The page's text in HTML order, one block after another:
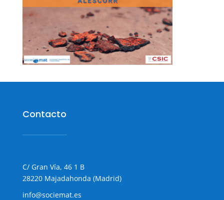
Contacto
C/ Gran Vía, 46 1 B
28220 Majadahonda (Madrid)
info@sociemat.es